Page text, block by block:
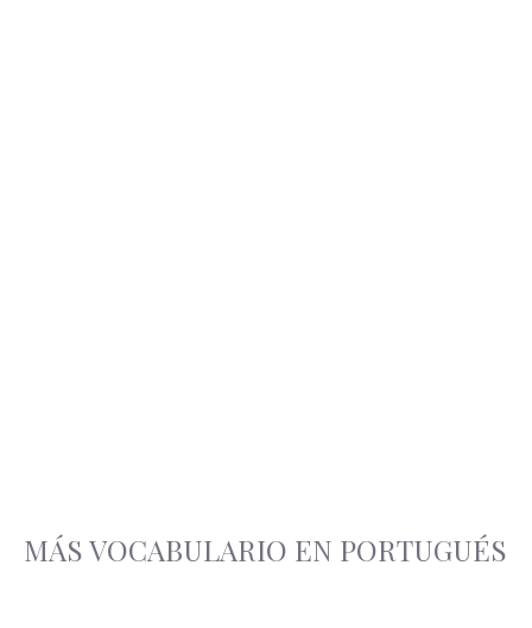
MÁS VOCABULARIO EN PORTUGUÉS